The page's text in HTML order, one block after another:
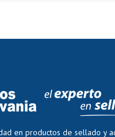
en productos de sellado y